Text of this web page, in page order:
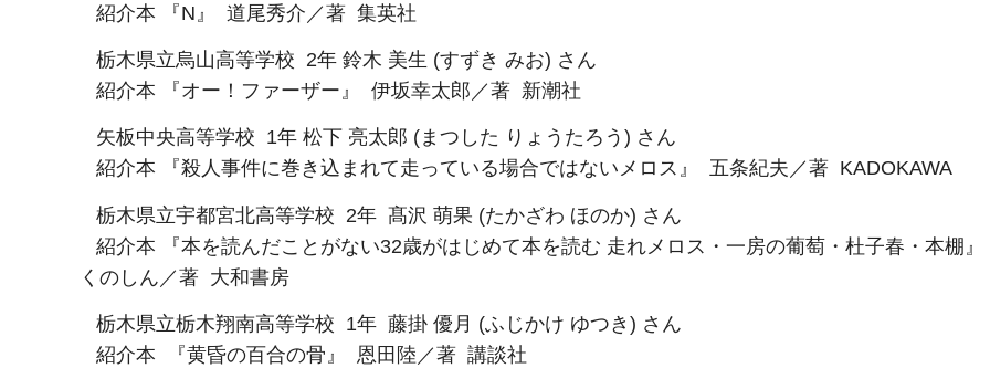
紹介本 『N』 道尾秀介／著 集英社
栃木県立烏山高等学校 2年 鈴木 美生 (すずき みお) さん
紹介本 『オー！ファーザー』 伊坂幸太郎／著 新潮社
矢板中央高等学校 1年 松下 亮太郎 (まつした りょうたろう) さん
紹介本 『殺人事件に巻き込まれて走っている場合ではないメロス』 五条紀夫／著 KADOKAWA
栃木県立宇都宮北高等学校 2年 髙沢 萌果 (たかざわ ほのか) さん
紹介本 『本を読んだことがない32歳がはじめて本を読む 走れメロス・一房の葡萄・杜子春・本棚
くのしん／著 大和書房
栃木県立栃木翔南高等学校 1年 藤掛 優月 (ふじかけ ゆつき) さん
紹介本 『黄昏の百合の骨』 恩田陸／著 講談社